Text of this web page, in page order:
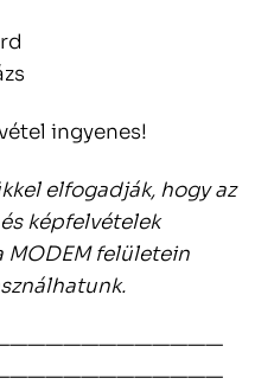
ingyenes!
elfogadják, hogy az
képfelvételek
MODEM felületein